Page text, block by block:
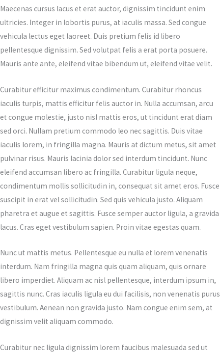
Maecenas cursus lacus et erat auctor, dignissim tincidunt enim
ultricies. Integer in lobortis purus, at iaculis massa. Sed congue
vehicula lectus eget laoreet. Duis pretium felis id libero
pellentesque dignissim. Sed volutpat felis a erat porta posuere.
Mauris ante ante, eleifend vitae bibendum ut, eleifend vitae velit.
Curabitur efficitur maximus condimentum. Curabitur rhoncus
iaculis turpis, mattis efficitur felis auctor in. Nulla accumsan, arcu
et congue molestie, justo nisl mattis eros, ut tincidunt erat diam
sed orci. Nullam pretium commodo leo nec sagittis. Duis vitae
iaculis lorem, in fringilla magna. Mauris at dictum metus, sit amet
pulvinar risus. Mauris lacinia dolor sed interdum tincidunt. Nunc
eleifend accumsan libero ac fringilla. Curabitur ligula neque,
condimentum mollis sollicitudin in, consequat sit amet eros. Fusce
suscipit in erat vel sollicitudin. Sed quis vehicula justo. Aliquam
pharetra et augue et sagittis. Fusce semper auctor ligula, a gravida
lacus. Cras eget vestibulum sapien. Proin vitae egestas quam.
Nunc ut mattis metus. Pellentesque eu nulla et lorem venenatis
interdum. Nam fringilla magna quis quam aliquam, quis ornare
libero imperdiet. Aliquam ac nisl pellentesque, interdum ipsum in,
sagittis nunc. Cras iaculis ligula eu dui facilisis, non venenatis purus
vestibulum. Aenean non gravida justo. Nam congue enim sem, at
dignissim velit aliquam commodo.
Curabitur nec ligula dignissim lorem faucibus malesuada sed ut